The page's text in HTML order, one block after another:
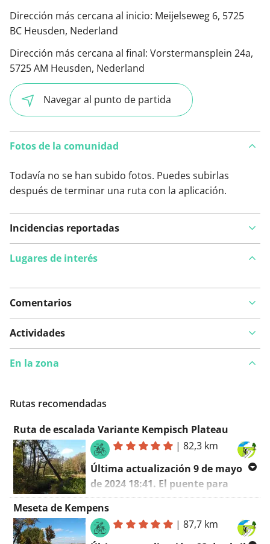
Dirección más cercana al inicio: Meijelseweg 6, 5725
BC Heusden, Nederland
Dirección más cercana al final: Vorstermansplein 24a,
5725 AM Heusden, Nederland
Navegar al punto de partida
Fotos de la comunidad
Todavía no se han subido fotos. Puedes subirlas
después de terminar una ruta con la aplicación.
Incidencias reportadas
Ver en el mapa
¿Has notado algo en esta ruta?
Lugares de interés
Comentarios
Actividades
En la zona
Rutas recomendadas
Ruta de escalada Variante Kempisch Plateau
|82,3 km
Última actualización 9 de mayo
de 2024 18:41. El puente para
bicicletas sobre la N75 ha sido
inaugurado, la ruta ahora pasa
sobre el puente para bicicletas.
Meseta de Kempens
|87,7 km